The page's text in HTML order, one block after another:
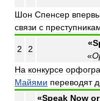
Шон Спенсер
связи с
2 2
«
«
На конкурсе
Майями переводят
«Speak Now or